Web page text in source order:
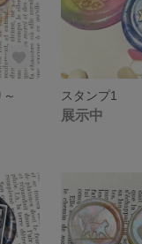
スタンプ1
展示中